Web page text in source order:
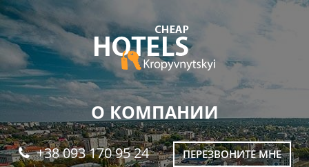
О КОМПАНИИ
+38 093 170 95 24 ПЕРЕЗВОНИТЕ МНЕ